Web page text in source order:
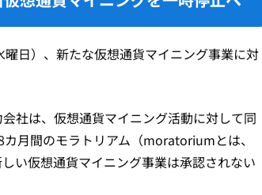
日）、新たな仮想通貨マイニング事業に対
社は、仮想通貨マイニング活動に対して同
月間のモラトリアム（moratoriumとは、
い仮想通貨マイニング事業は承認されない